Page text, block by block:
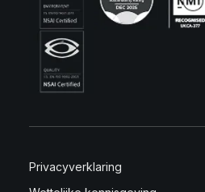
Privacyverklaring